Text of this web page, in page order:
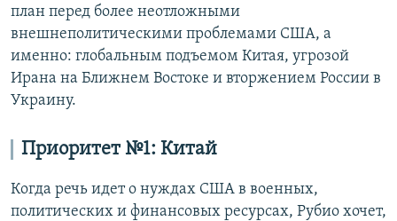
план перед более неотложными
внешнеполитическими проблемами США, а
именно: глобальным подъемом Китая, угрозой
Ирана на Ближнем Востоке и вторжением России в
Украину.
Приоритет №1: Китай
Когда речь идет о нуждах США в военных,
политических и финансовых ресурсах, Рубио хочет,